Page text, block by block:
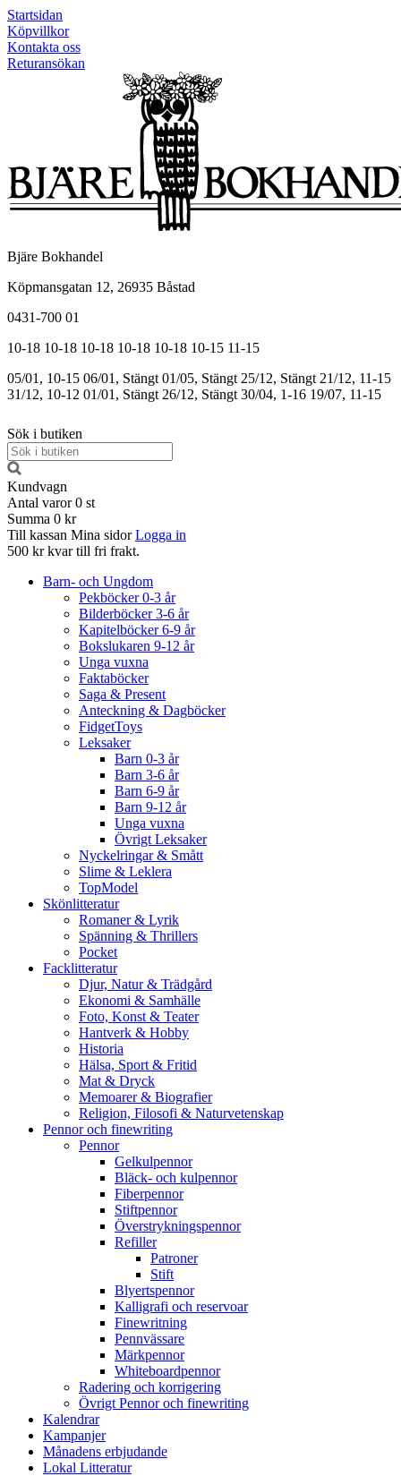
Startsidan
Köpvillkor
Kontakta oss
Returansökan
Bjäre Bokhandel
Köpmansgatan 12, 26935 Båstad
0431-700 01
10-18 10-18 10-18 10-18 10-18 10-15 11-15
05/01, 10-15 06/01, Stängt 01/05, Stängt 25/12, Stängt 21/12, 11-15
31/12, 10-12 01/01, Stängt 26/12, Stängt 30/04, 1-16 19/07, 11-15
Sök i butiken
Kundvagn
Antal varor 0 st
Summa 0 kr
Till kassan Mina sidor Logga in
500 kr kvar till fri frakt.
Barn- och Ungdom
Pekböcker 0-3 år
Bilderböcker 3-6 år
Kapitelböcker 6-9 år
Bokslukaren 9-12 år
Unga vuxna
Faktaböcker
Saga & Present
Anteckning & Dagböcker
FidgetToys
Leksaker
Barn 0-3 år
Barn 3-6 år
Barn 6-9 år
Barn 9-12 år
Unga vuxna
Övrigt Leksaker
Nyckelringar & Smått
Slime & Leklera
TopModel
Skönlitteratur
Romaner & Lyrik
Spänning & Thrillers
Pocket
Facklitteratur
Djur, Natur & Trädgård
Ekonomi & Samhälle
Foto, Konst & Teater
Hantverk & Hobby
Historia
Hälsa, Sport & Fritid
Mat & Dryck
Memoarer & Biografier
Religion, Filosofi & Naturvetenskap
Pennor och finewriting
Pennor
Gelkulpennor
Bläck- och kulpennor
Fiberpennor
Stiftpennor
Överstrykningspennor
Refiller
Patroner
Stift
Blyertspennor
Kalligrafi och reservoar
Finewritning
Pennvässare
Märkpennor
Whiteboardpennor
Radering och korrigering
Övrigt Pennor och finewriting
Kalendrar
Kampanjer
Månadens erbjudande
Lokal Litteratur